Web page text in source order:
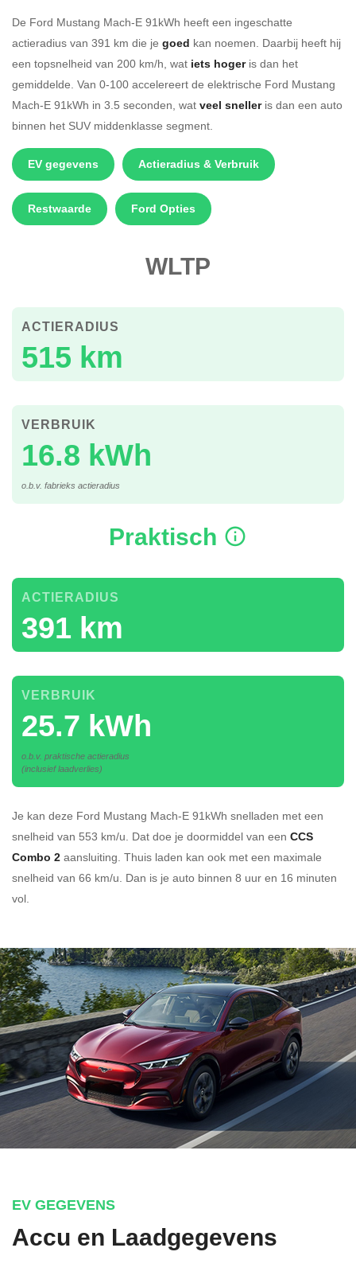
De Ford Mustang Mach-E 91kWh heeft een ingeschatte
actieradius van 391 km die je goed kan noemen. Daarbij heeft hij
een topsnelheid van 200 km/h, wat iets hogeris dan het
gemiddelde. Van 0-100 accelereert de elektrische Ford Mustang
Mach-E 91kWh in 3.5 seconden, wat veel snelleris dan een auto
binnen het SUV middenklasse segment.
EV gegevens Actieradius & Verbruik
Restwaarde Ford Opties
WLTP
515 km
ACTIERADIUS
16.8 kWh
VERBRUIK
o.b.v. fabrieks actieradius
Praktisch
391 km
ACTIERADIUS
25.7 kWh
VERBRUIK
o.b.v. praktische actieradius
(inclusief laadverlies)
Je kan deze Ford Mustang Mach-E 91kWh snelladen met een
snelheid van 553 km/u. Dat doe je doormiddel van een CCS
Combo 2 aansluiting. Thuis laden kan ook met een maximale
snelheid van 66 km/u. Dan is je auto binnen 8 uur en 16 minuten
vol.
EV GEGEVENS
Accu en Laadgegevens